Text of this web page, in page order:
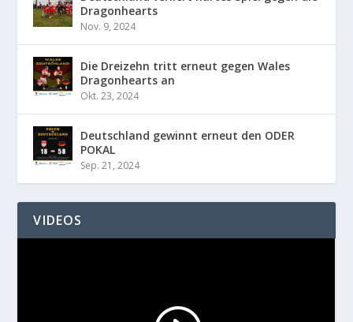
Dragonhearts
Nov. 9, 2024
Die Dreizehn tritt erneut gegen Wales
Dragonhearts an
Okt. 23, 2024
Deutschland gewinnt erneut den ODER
POKAL
Sep. 21, 2024
VIDEOS